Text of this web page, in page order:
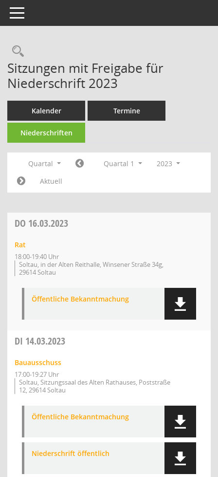
Toggle navigation
Rechercheauswahl
Sitzungen mit Freigabe für
Niederschrift 2023
Kalender Termine
Niederschriften
Quartal Quartal 1
2023
Aktuell
DO 16.03.2023
Rat
18:00-19:40 Uhr
Soltau, in der Alten Reithalle, Winsener Straße 34g,
29614 Soltau
Öffentliche Bekanntmachung
DI 14.03.2023
Bauausschuss
17:00-19:27 Uhr
Soltau, Sitzungssaal des Alten Rathauses, Poststraße
12, 29614 Soltau
Öffentliche Bekanntmachung
Niederschrift öffentlich